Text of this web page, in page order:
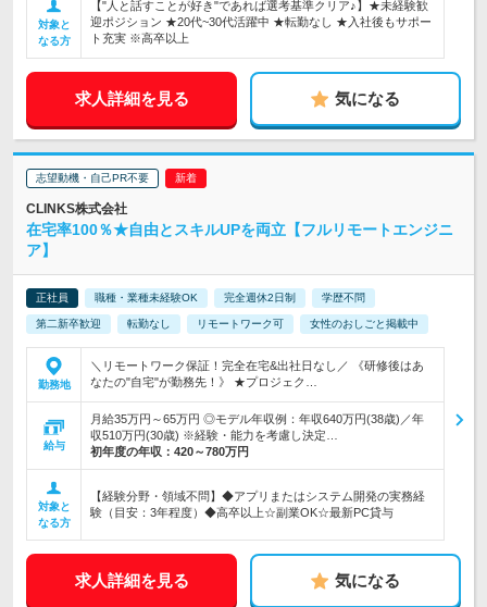
対象と
なる方
【"人と話すことが好き"であれば選考基準クリア♪】★未経験歓
迎ポジション ★20代~30代活躍中 ★転勤なし ★入社後もサポー
ト充実 ※高卒以上
求人詳細を見る 気になる
志望動機・自己PR不要
CLINKS株式会社
在宅率100％★自由とスキルUPを両立【フルリモートエンジニ
ア】
正社員 職種・業種未経験OK 完全週休2日制 学歴不問
第二新卒歓迎 転勤なし リモートワーク可 女性のおしごと掲載中
勤務地
＼リモートワーク保証！完全在宅&出社日なし／ 《研修後はあ
なたの"自宅"が勤務先！》 ★プロジェク…
給与
月給35万円～65万円 ◎モデル年収例：年収640万円(38歳)／年
収510万円(30歳) ※経験・能力を考慮し決定…
初年度の年収： 420～780万円
対象と
なる方
【経験分野・領域不問】◆アプリまたはシステム開発の実務経
験（目安：3年程度）◆高卒以上☆副業OK☆最新PC貸与
求人詳細を見る 気になる